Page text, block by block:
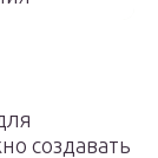
создавать